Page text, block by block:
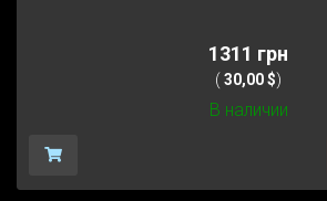
1311 грн
( 30,00 $)
В наличии